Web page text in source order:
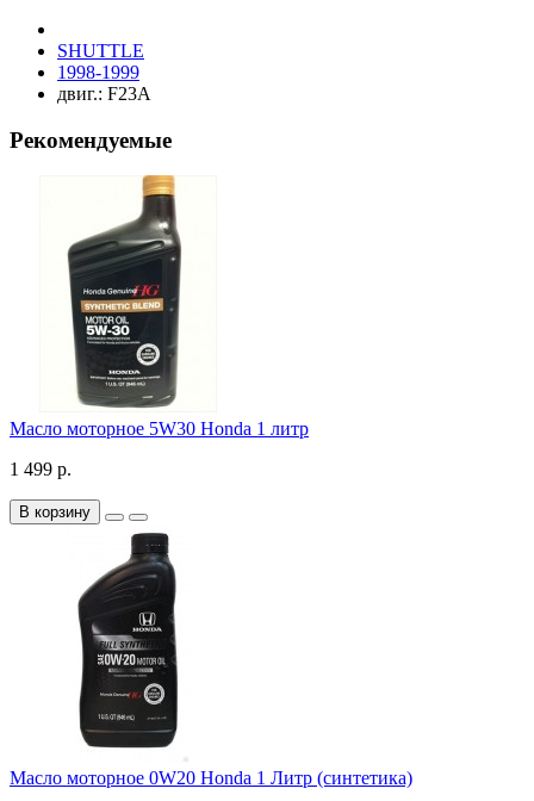
SHUTTLE
1998-1999
двиг.: F23A
Рекомендуемые
Масло моторное 5W30 Honda 1 литр
1 499 р.
В корзину
Масло моторное 0W20 Honda 1 Литр (синтетика)